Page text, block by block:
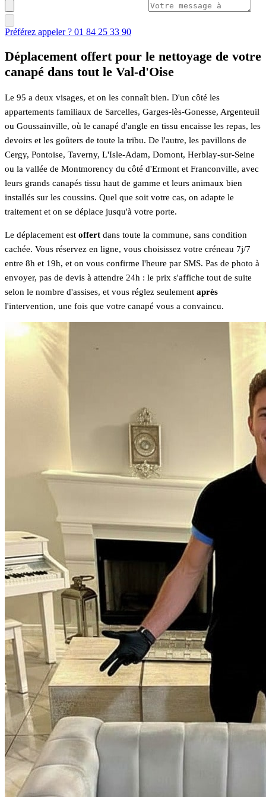
Préférez appeler ? 01 84 25 33 90
Déplacement offert pour le nettoyage de votre
canapé dans tout le Val-d'Oise
Le 95 a deux visages, et on les connaît bien. D'un côté les
appartements familiaux de Sarcelles, Garges-lès-Gonesse, Argenteuil
ou Goussainville, où le canapé d'angle en tissu encaisse les repas, les
devoirs et les goûters de toute la tribu. De l'autre, les pavillons de
Cergy, Pontoise, Taverny, L'Isle-Adam, Domont, Herblay-sur-Seine
ou la vallée de Montmorency du côté d'Ermont et Franconville, avec
leurs grands canapés tissu haut de gamme et leurs animaux bien
installés sur les coussins. Quel que soit votre cas, on adapte le
traitement et on se déplace jusqu'à votre porte.
Le déplacement est offert dans toute la commune, sans condition
cachée. Vous réservez en ligne, vous choisissez votre créneau 7j/7
entre 8h et 19h, et on vous confirme l'heure par SMS. Pas de photo à
envoyer, pas de devis à attendre 24h : le prix s'affiche tout de suite
selon le nombre d'assises, et vous réglez seulement après
l'intervention, une fois que votre canapé vous a convaincu.